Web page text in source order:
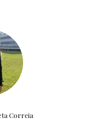
Correia